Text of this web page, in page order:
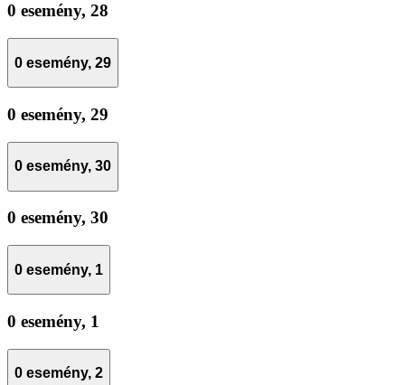
0 esemény, 28
0 esemény, 29
0 esemény, 29
0 esemény, 30
0 esemény, 30
0 esemény, 1
0 esemény, 1
0 esemény, 2